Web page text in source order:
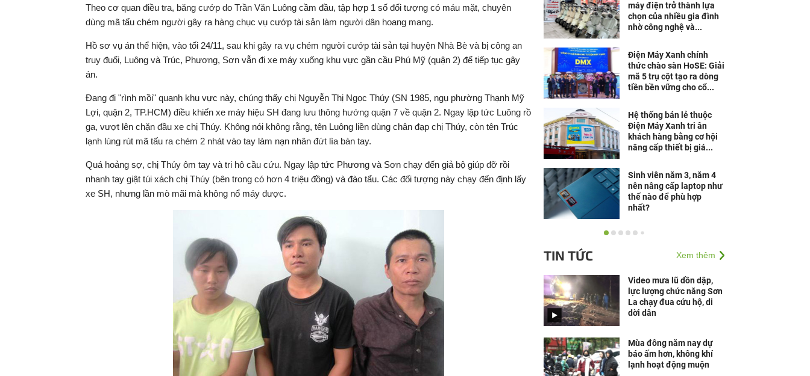
Theo cơ quan điều tra, băng cướp do Trần Văn Luông cầm đầu, tập hợp 1 số đối tượng có máu mặt, chuyên
dùng mã tấu chém người gây ra hàng chục vụ cướp tài sản làm người dân hoang mang.
Hồ sơ vụ án thể hiện, vào tối 24/11, sau khi gây ra vụ chém người cướp tài sản tại huyện Nhà Bè và bị công an
truy đuổi, Luông và Trúc, Phương, Sơn vẫn đi xe máy xuống khu vực gần cầu Phú Mỹ (quận 2) để tiếp tục gây
án.
Đang đi "rình mồi" quanh khu vực này, chúng thấy chị Nguyễn Thị Ngọc Thúy (SN 1985, ngụ phường Thạnh Mỹ
Lợi, quận 2, TP.HCM) điều khiến xe máy hiệu SH đang lưu thông hướng quận 7 về quận 2. Ngay lập tức Luông rồ
ga, vượt lên chặn đầu xe chị Thúy. Không nói không rằng, tên Luông liền dùng chân đạp chị Thúy, còn tên Trúc
lạnh lùng rút mã tấu ra chém 2 nhát vào tay làm nạn nhân đứt lìa bàn tay.
Quá hoảng sợ, chị Thúy ôm tay và tri hô cầu cứu. Ngay lập tức Phương và Sơn chạy đến giả bộ giúp đỡ rồi
nhanh tay giật túi xách chị Thúy (bên trong có hơn 4 triệu đồng) và đào tẩu. Các đối tượng này chạy đến định lấy
xe SH, nhưng lần mò mãi mà không nổ máy được.
máy điện trở thành lựa
chọn của nhiều gia đình
nhờ công nghệ và...
Điện Máy Xanh chính
thức chào sàn HoSE: Giải
mã 5 trụ cột tạo ra dòng
tiền bền vững cho cổ...
Hệ thống bán lẻ thuộc
Điện Máy Xanh tri ân
khách hàng bằng cơ hội
nâng cấp thiết bị giá...
Sinh viên năm 3, năm 4
nên nâng cấp laptop như
thế nào để phù hợp
nhất?
“Breathe the Win”: Daikin
khát vọng chiến thắng tại
Nói khó, yếu liệt nửa
người, người đàn ông bất
ngờ phát hiện u não ác
TIN TỨC Xem thêm
Video mưa lũ dồn dập,
lực lượng chức năng Sơn
La chạy đua cứu hộ, di
dời dân
Mùa đông năm nay dự
báo ấm hơn, không khí
lạnh hoạt động muộn